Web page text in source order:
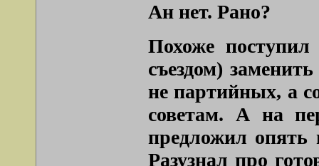
Ан нет. Рано?
Похоже
съездом)
не партийных, а
советам. А на
предложил опять
Разузнал про